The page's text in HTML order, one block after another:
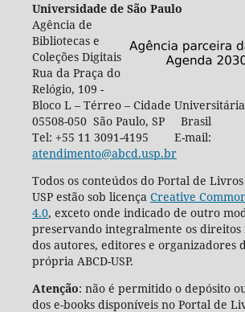
Universidade de São Paulo
Agência de
Bibliotecas e
Coleções Digitais
Rua da Praça do
Relógio, 109 -
Bloco L – Térreo – Cidade Universitária
05508-050 São Paulo, SP Brasil
Tel: +55 11 3091-4195 E-mail:
atendimento@abcd.usp.br
Todos os conteúdos do Portal de
USP estão sob licença Creative
4.0, exceto onde indicado de outro
preservando integralmente os direitos
dos autores, editores e organizadores
própria ABCD-USP.
Atenção: não é permitido o depósito
dos e-books disponíveis no Portal de